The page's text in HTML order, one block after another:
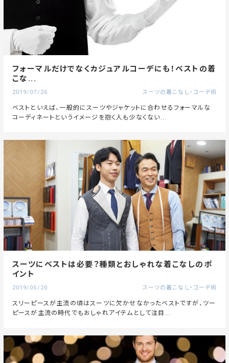
フォーマルだけでなくカジュアルコーデにも！ベストの着
こな...
2019/07/26 スーツの着こなし・コーデ術
ベストといえば、一般的にスーツやジャケットに合わせるフォーマルな
コーディネートというイメージを抱く人も少なくない...
スーツにベストは必要？種類とおしゃれな着こなしのポ
イント
2019/05/20 スーツの着こなし・コーデ術
スリーピースが主流の頃はスーツに欠かせなかったベストですが、ツー
ピースが主流の時代でもおしゃれアイテムとして注目...